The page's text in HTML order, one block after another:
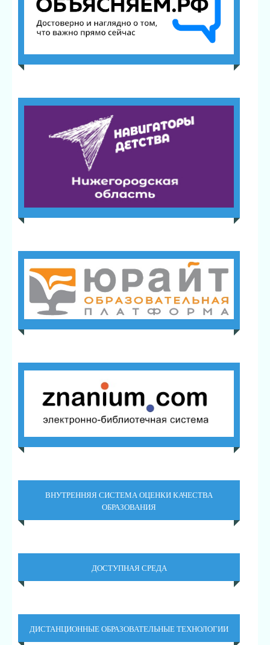
ВНУТРЕННЯЯ СИСТЕМА ОЦЕНКИ КАЧЕСТВА
ОБРАЗОВАНИЯ
ДОСТУПНАЯ СРЕДА
ДИСТАНЦИОННЫЕ ОБРАЗОВАТЕЛЬНЫЕ ТЕХНОЛОГИИ